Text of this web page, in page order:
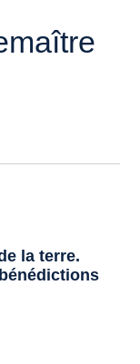
la terre.